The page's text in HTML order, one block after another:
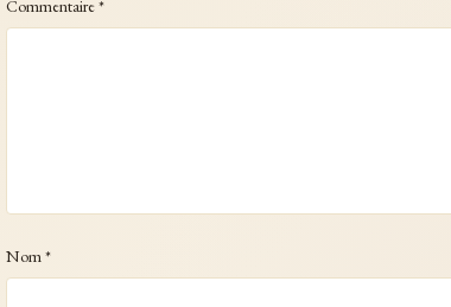
Commentaire*
Nom *